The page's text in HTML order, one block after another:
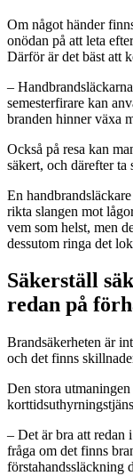
Om något händer
onödan på att leta
Därför är det bäst att
–
semesterfirare kan
branden hinner växa
Också på resa kan
säkert, och därefter ta
En
rikta slangen mot
vem som helst, men
dessutom ringa det
Säkerställ
redan på
Brandsäkerheten är
och det finns
Den stora
– Det är bra att redan
fråga om det finns
förstahandssläckning